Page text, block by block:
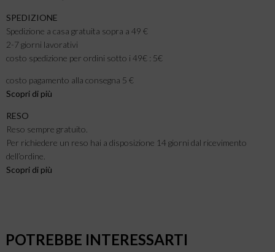
SPEDIZIONE
Spedizione a casa gratuita sopra a 49 €
2-7 giorni lavorativi
costo spedizione per ordini sotto i 49€ : 5€
costo pagamento alla consegna 5 €
Scopri di più
RESO
Reso sempre gratuito.
Per richiedere un reso hai a disposizione 14 giorni dal ricevimento
dell’ordine.
Scopri di più
POTREBBE INTERESSARTI